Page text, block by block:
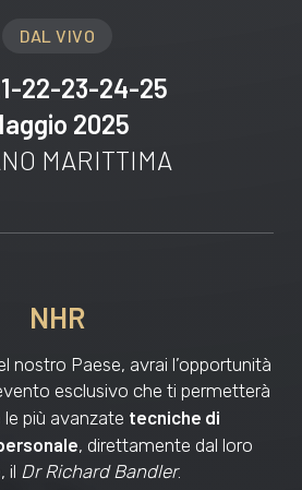
DAL VIVO
22-23-24-25
2025
MARITTIMA
NHR
nostro Paese, avrai l’opportunità
esclusivo che ti permetterà
le più avanzate tecniche di
, direttamente dal loro
il Dr Richard Bandler.